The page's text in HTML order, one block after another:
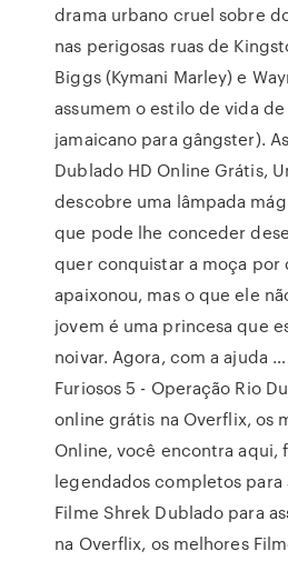
drama urbano cruel sobre
nas perigosas ruas de
Biggs (Kymani Marley) e
assumem o estilo de vida
jamaicano para gângster).
Dublado HD Online Grátis,
descobre uma lâmpada
que pode lhe conceder
quer conquistar a moça por
apaixonou, mas o que ele
jovem é uma princesa que
noivar. Agora, com a ajuda
Furiosos 5 - Operação Rio
online grátis na Overflix, os
Online, você encontra aqui,
legendados completos para
Filme Shrek Dublado para
na Overflix, os melhores